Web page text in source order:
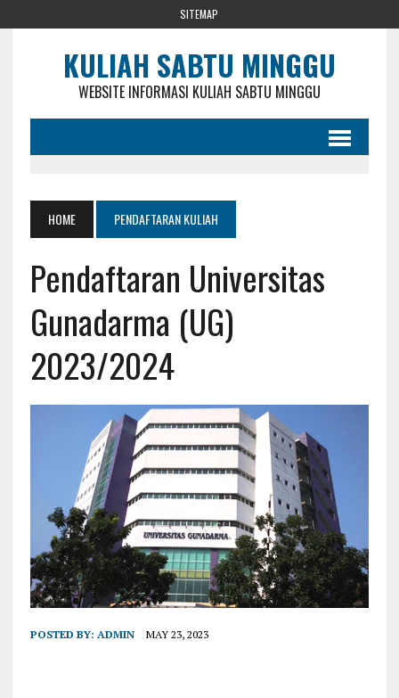
SITEMAP
KULIAH SABTU MINGGU
WEBSITE INFORMASI KULIAH SABTU MINGGU
HOME PENDAFTARAN KULIAH
Pendaftaran Universitas
Gunadarma (UG)
2023/2024
POSTED BY: ADMIN MAY 23, 2023